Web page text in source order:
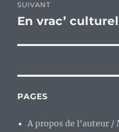
SUIVANT
Publication
En vrac’
PAGES
A propos de l’auteur /